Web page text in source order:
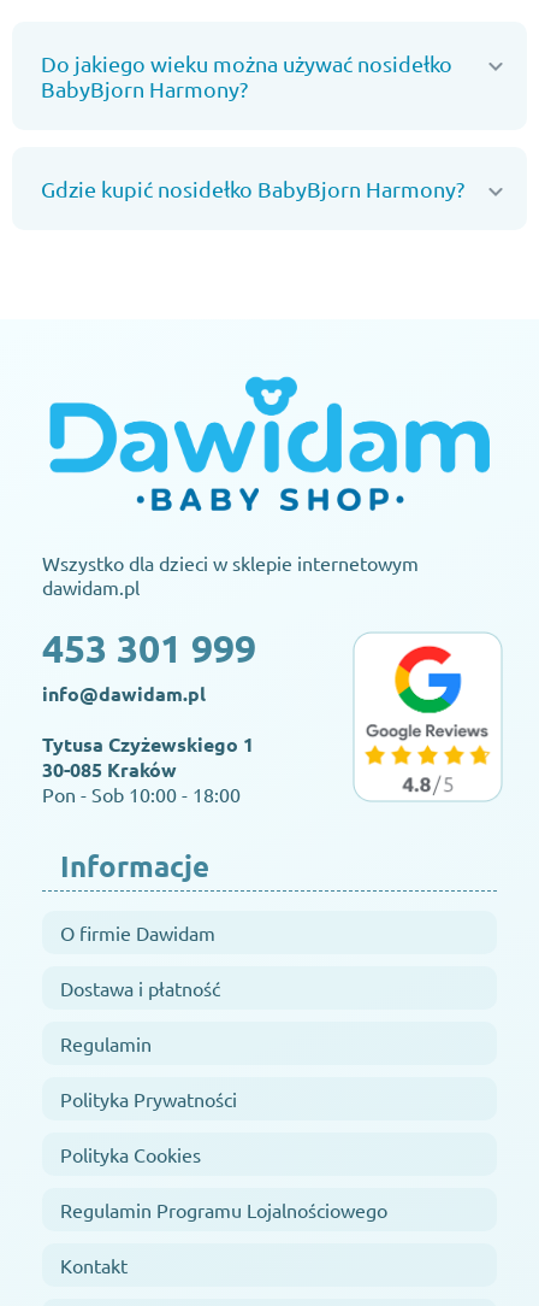
Do jakiego wieku można używać nosidełko
BabyBjorn Harmony?
Gdzie kupić nosidełko BabyBjorn Harmony?
Wszystko dla dzieci w sklepie internetowym
dawidam.pl
453 301 999
info@dawidam.pl
Tytusa Czyżewskiego 1
30-085 Kraków
Pon - Sob 10:00 - 18:00
Informacje
O firmie Dawidam
Dostawa i płatność
Regulamin
Polityka Prywatności
Polityka Cookies
Regulamin Programu Lojalnościowego
Kontakt